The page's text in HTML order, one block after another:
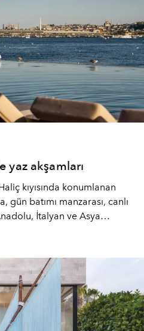
yaz akşamları
kıyısında konumlanan
, gün batımı manzarası, canlı
İtalyan ve Asya